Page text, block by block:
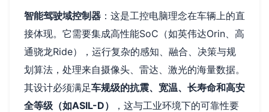
智能驾驶域控制器 ：这是工控电脑理念在车辆上的直
接体现。它需要集成高性能SoC（如英伟达Orin、高
通骁龙Ride），运行复杂的感知、融合、决策与规
划算法，处理来自摄像头、雷达、激光的海量数据。
其设计必须满足车规级的抗震、宽温、长寿命和高安
全等级（如ASIL-D）
，这与工业环境下的可靠性要